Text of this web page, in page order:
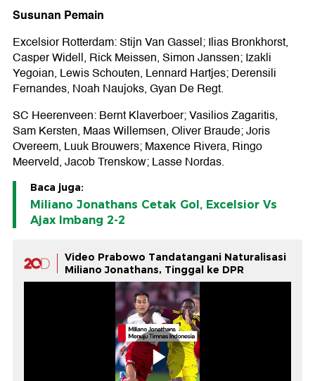
Susunan Pemain
Excelsior Rotterdam: Stijn Van Gassel; Ilias Bronkhorst,
Casper Widell, Rick Meissen, Simon Janssen; Izakli
Yegoian, Lewis Schouten, Lennard Hartjes; Derensili
Fernandes, Noah Naujoks, Gyan De Regt.
SC Heerenveen: Bernt Klaverboer; Vasilios Zagaritis,
Sam Kersten, Maas Willemsen, Oliver Braude; Joris
Overeem, Luuk Brouwers; Maxence Rivera, Ringo
Meerveld, Jacob Trenskow; Lasse Nordas.
Baca juga:
Miliano Jonathans Cetak Gol, Excelsior Vs
Ajax Imbang 2-2
Video Prabowo Tandatangani Naturalisasi
Miliano Jonathans, Tinggal ke DPR